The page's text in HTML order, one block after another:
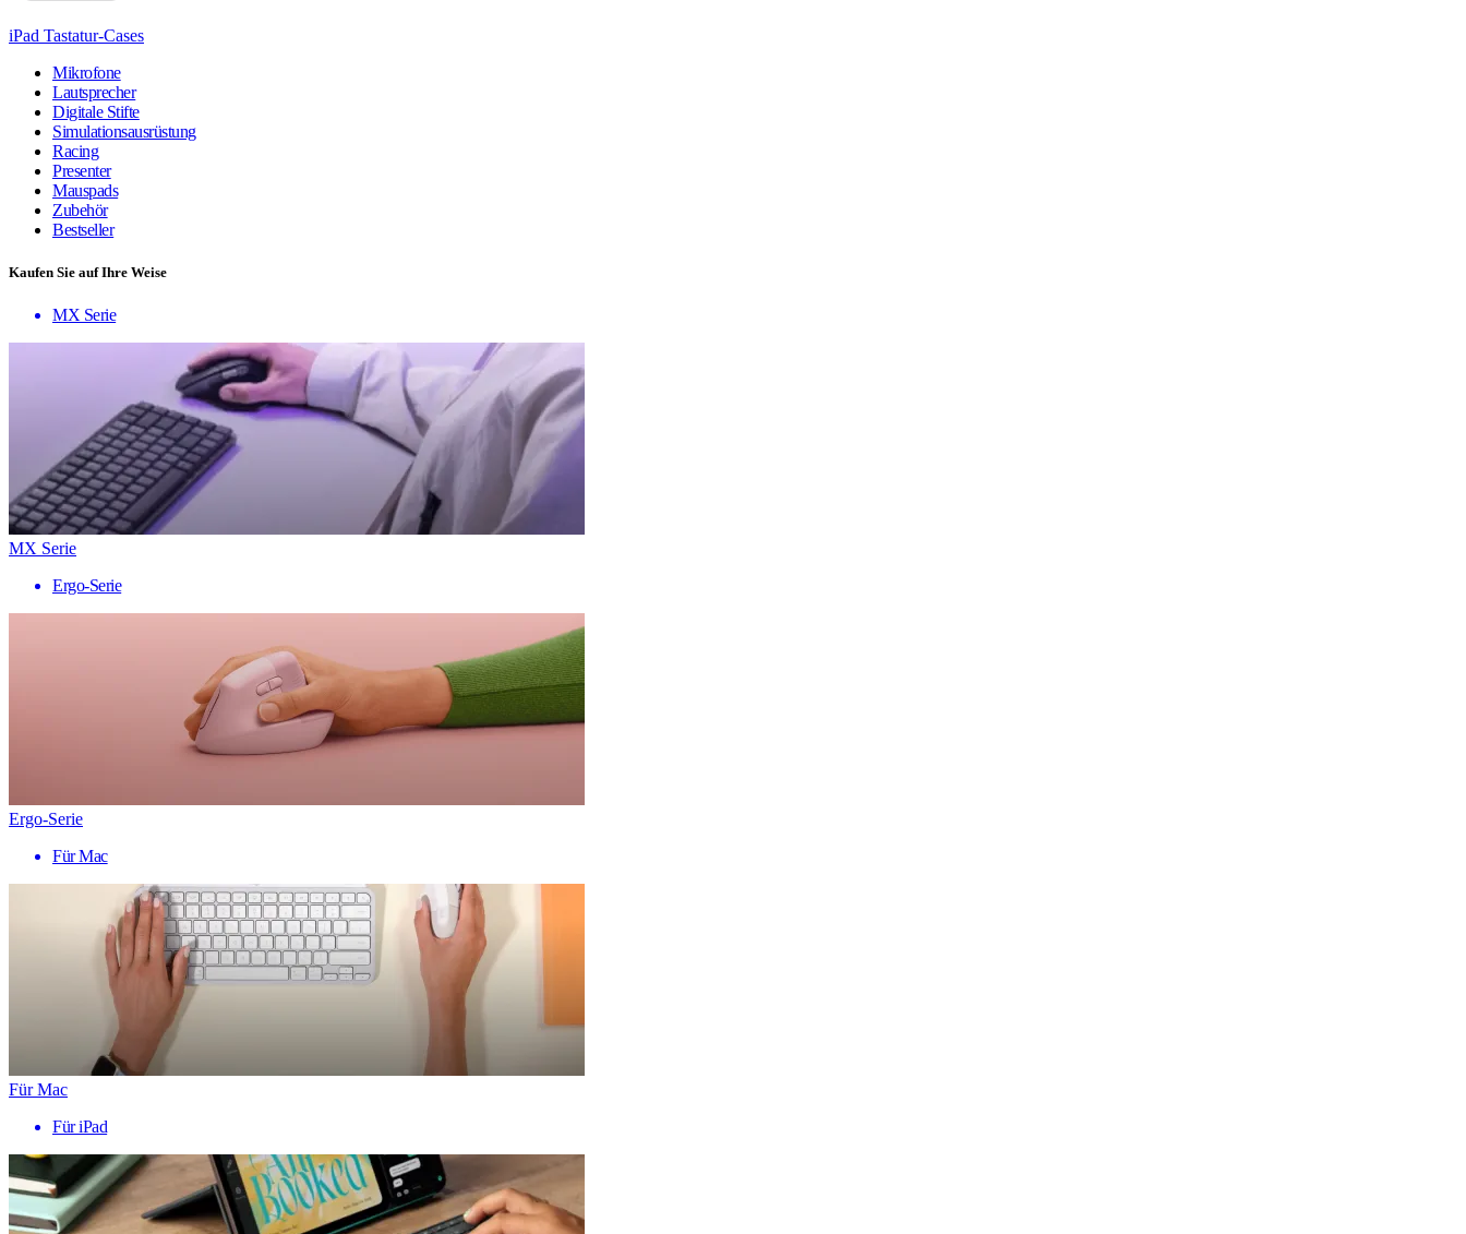
iPad Tastatur-Cases
Mikrofone
Lautsprecher
Digitale Stifte
Simulationsausrüstung
Racing
Presenter
Mauspads
Zubehör
Bestseller
Kaufen Sie auf Ihre Weise
MX Serie
MX Serie
Ergo-Serie
Ergo-Serie
Für Mac
Für Mac
Für iPad